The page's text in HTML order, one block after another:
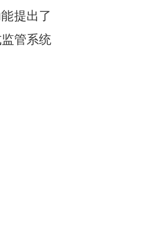
提出了
管系统